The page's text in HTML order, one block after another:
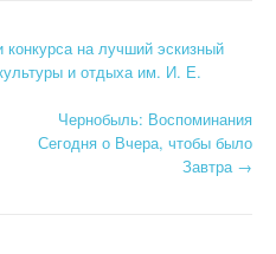
на лучший эскизный
и отдыха им. И. Е.
Чернобыль: Воспоминания
Сегодня о Вчера, чтобы было
Завтра →